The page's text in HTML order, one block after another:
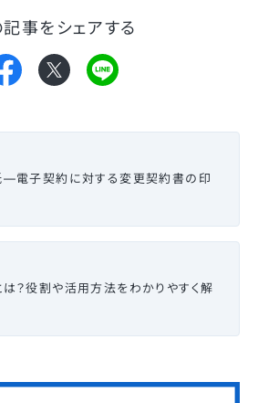
記事をシェアする
—電子契約に対する変更契約書の印
？役割や活用方法をわかりやすく解